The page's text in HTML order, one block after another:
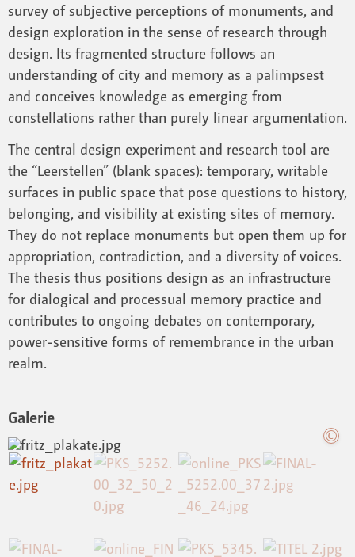
survey of subjective perceptions of monuments, and
design exploration in the sense of research through
design. Its fragmented structure follows an
understanding of city and memory as a palimpsest
and conceives knowledge as emerging from
constellations rather than purely linear argumentation.
The central design experiment and research tool are
the “Leerstellen” (blank spaces): temporary, writable
surfaces in public space that pose questions to history,
belonging, and visibility at existing sites of memory.
They do not replace monuments but open them up for
appropriation, contradiction, and a diversity of voices.
The thesis thus positions design as an infrastructure
for dialogical and processual memory practice and
contributes to ongoing debates on contemporary,
power-sensitive forms of remembrance in the urban
realm.
Galerie